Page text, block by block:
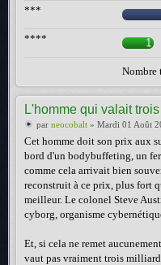
***
****
1
Nombre
L'homme qui valait
par neocobalt » Mardi 01 Août
Cet homme doit son prix aux
bord d'un bodybuffeting, un fer
comme cela arrivait bien
reconstruit à ce prix, plus fort
meilleur. Le colonel Steve
cyborg, organisme
Et, si cela ne remet
vaut pas vraiment trois